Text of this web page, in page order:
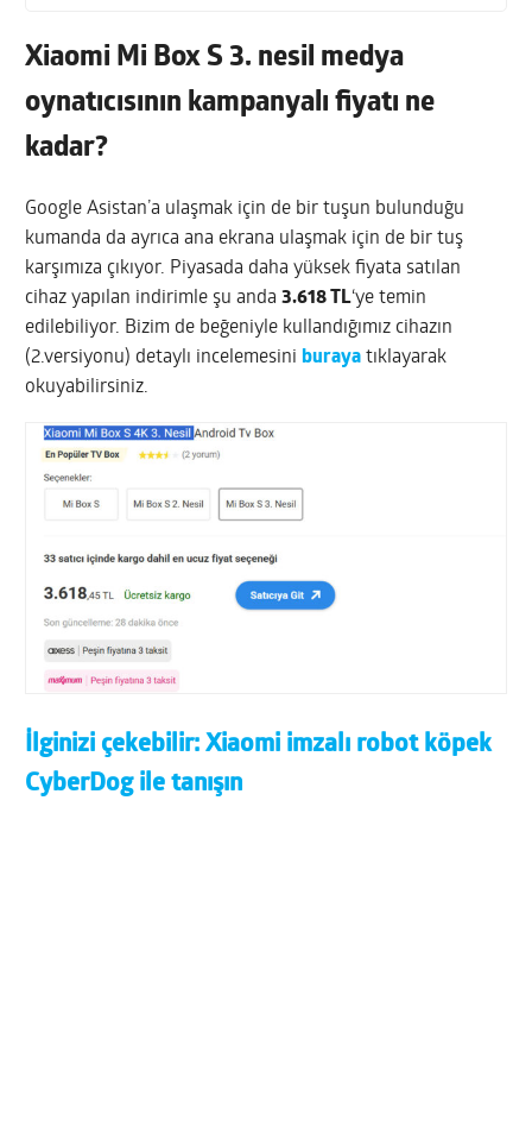
Xiaomi Mi Box S 3. nesil medya
oynatıcısının kampanyalı fiyatı ne
kadar?
Google Asistan’a ulaşmak için de bir tuşun bulunduğu
kumanda da ayrıca ana ekrana ulaşmak için de bir tuş
karşımıza çıkıyor. Piyasada daha yüksek fiyata satılan
cihaz yapılan indirimle şu anda3.618 TL‘ye temin
edilebiliyor. Bizim de beğeniyle kullandığımız cihazın
(2.versiyonu) detaylı incelemesini buraya tıklayarak
okuyabilirsiniz.
İlginizi çekebilir:Xiaomi imzalı robot köpek
CyberDog ile tanışın